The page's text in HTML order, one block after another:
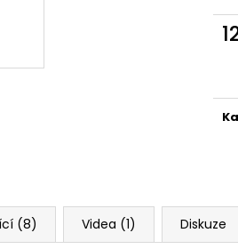
(8) Videa (1) Diskuze